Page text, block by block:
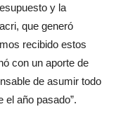
y la
que generó
recibido estos
con un aporte de
de asumir todo
año pasado”.